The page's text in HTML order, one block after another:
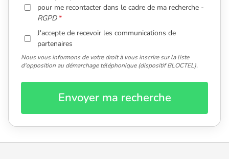
pour me recontacter dans le cadre de ma recherche -
RGPD
J'accepte de recevoir les communications de
partenaires
Nous vous informons de votre droit à vous inscrire sur la liste
d'opposition au démarchage téléphonique (dispositif BLOCTEL).
Envoyer ma recherche